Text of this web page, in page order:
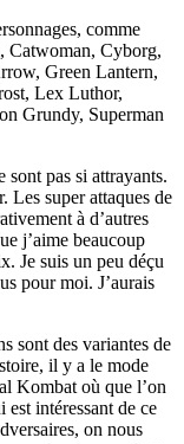
comme
Catwoman, Cyborg,
Green Lantern,
Lex Luthor,
Grundy, Superman
sont pas si attrayants.
Les super attaques de
à d’autres
j’aime beaucoup
Je suis un peu déçu
pour moi. J’aurais
sont des variantes de
il y a le mode
Kombat où que l’on
est intéressant de ce
on nous